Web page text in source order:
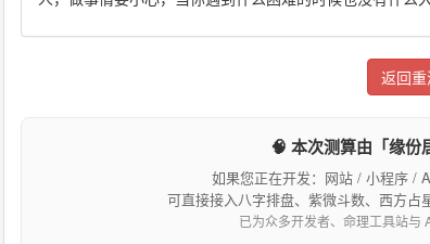
返回重
🧠 本次测算由「缘份
如果您正在开发：网站 / 小程序 /
可直接接入八字排盘、紫微斗数、西方
已为众多开发者、命理工具站与